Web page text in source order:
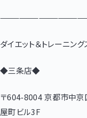
ダイエット＆トレーニン
◆三条店◆
〒604-8004京都市中
屋町ビル3F